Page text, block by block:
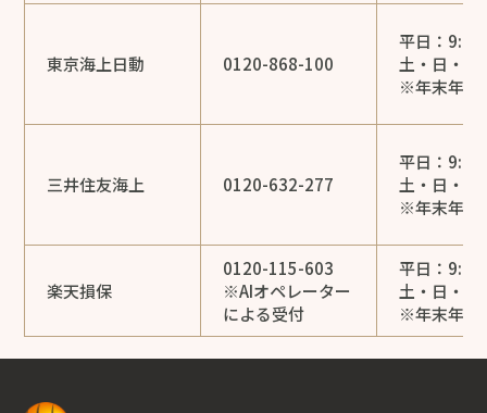
東京海上日動 0120-868-100
平日：
土・日・
※年末年始
三井住友海上 0120-632-277
平日：
土・日・
※年末年始
楽天損保
0120-115-603
※AIオペレーター
による受付
平日：
土・日・
※年末年始